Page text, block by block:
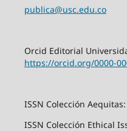
publica@usc.edu.co
Orcid Editorial
https://orcid.org/0000-
ISSN Colección Aequitas:
ISSN Colección Ethical